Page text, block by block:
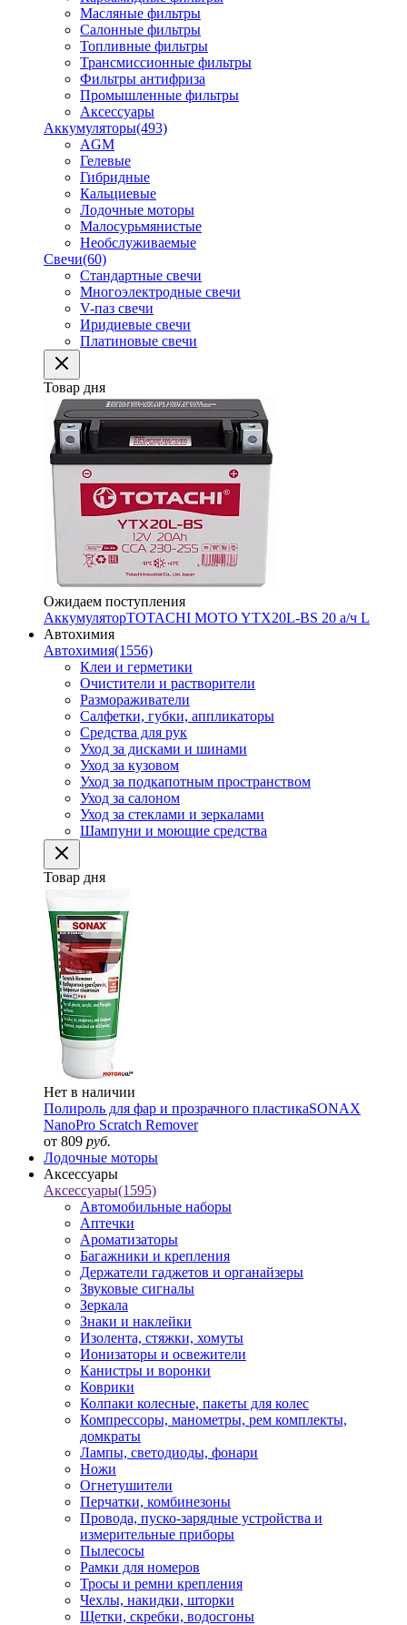
Масляные фильтры
Салонные фильтры
Топливные фильтры
Трансмиссионные фильтры
Фильтры антифриза
Промышленные фильтры
Аксессуары
Аккумуляторы(493)
AGM
Гелевые
Гибридные
Кальциевые
Лодочные моторы
Малосурьмянистые
Необслуживаемые
Свечи(60)
Стандартные свечи
Многоэлектродные свечи
V-паз свечи
Иридиевые свечи
Платиновые свечи
Товар дня
Ожидаем поступления
АккумуляторTOTACHI MOTO YTX20L-BS 20 а/ч L
Автохимия
Автохимия(1556)
Клеи и герметики
Очистители и растворители
Размораживатели
Салфетки, губки, аппликаторы
Средства для рук
Уход за дисками и шинами
Уход за кузовом
Уход за подкапотным пространством
Уход за салоном
Уход за стеклами и зеркалами
Шампуни и моющие средства
Товар дня
Нет в наличии
Полироль для фар и прозрачного пластикаSONAX
NanoPro Scratch Remover
от 809 руб.
Лодочные моторы
Аксессуары
Аксессуары(1595)
Автомобильные наборы
Аптечки
Ароматизаторы
Багажники и крепления
Держатели гаджетов и органайзеры
Звуковые сигналы
Зеркала
Знаки и наклейки
Изолента, стяжки, хомуты
Ионизаторы и освежители
Канистры и воронки
Коврики
Колпаки колесные, пакеты для колес
Компрессоры, манометры, рем комплекты,
домкраты
Лампы, светодиоды, фонари
Ножи
Огнетушители
Перчатки, комбинезоны
Провода, пуско-зарядные устройства и
измерительные приборы
Пылесосы
Рамки для номеров
Тросы и ремни крепления
Чехлы, накидки, шторки
Щетки, скребки, водосгоны